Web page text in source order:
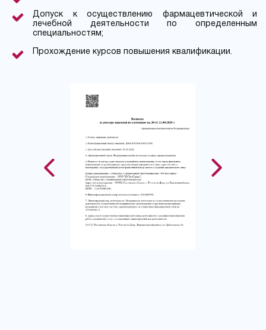
Допуск к осуществлению фармацевтической и
лечебной деятельности по определенным
специальностям;
Прохождение курсов повышения квалификации.